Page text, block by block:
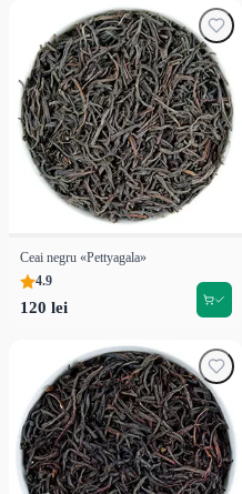
Ceai negru «Pettyagala»
4.9
120 lei